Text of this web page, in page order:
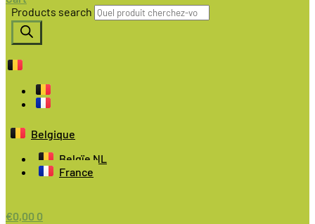
Products search
Belgique
Belgïe NL
France
€0,00 0